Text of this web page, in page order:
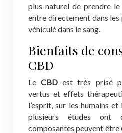
plus naturel de prendre
entre directement dans les
véhiculé dans le sang.
Bienfaits de
CBD
LeCBD est très prisé
vertus et effets
l’esprit, sur les humains
plusieurs études ont
composantes peuvent être